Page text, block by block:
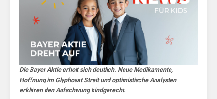
Die Bayer Aktie erholt sich deutlich. Neue Medikamente,
Hoffnung im Glyphosat Streit und optimistische Analysten
erklären den Aufschwung kindgerecht.